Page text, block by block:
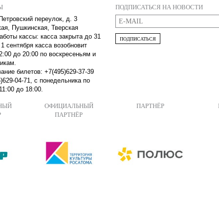
переулок, д. 3
Пушкинская, Тверская
кассы: касса закрыта до 31
сентября касса возобновит
до 20:00 по воскресеньям и
билетов: +7(495)629-37-39
04-71, с понедельника по
до 18:00.
ПОДПИСАТЬСЯ НА НОВОСТИ
ПОДПИСАТЬСЯ
ОФИЦИАЛЬНЫЙ
ПАРТНЁР
ПАРТНЁР